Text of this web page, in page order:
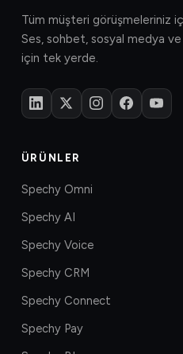
Tüm müşteri görüşmeleriniz
Ses, sohbet, sosyal medya
için tek yerde.
ÜRÜNLER
Spechy Omni
Spechy AI
Spechy Voice
Spechy CRM
Spechy Connect
Spechy Pay